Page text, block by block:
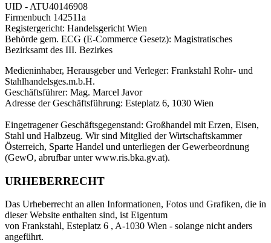
UID - ATU40146908
Firmenbuch 142511a
Registergericht: Handelsgericht Wien
Behörde gem. ECG (E-Commerce Gesetz): Magistratisches
Bezirksamt des III. Bezirkes
Medieninhaber, Herausgeber und Verleger: Frankstahl Rohr- und
Stahlhandelsges.m.b.H.
Geschäftsführer: Mag. Marcel Javor
Adresse der Geschäftsführung: Esteplatz 6, 1030 Wien
Eingetragener Geschäftsgegenstand: Großhandel mit Erzen, Eisen,
Stahl und Halbzeug. Wir sind Mitglied der Wirtschaftskammer
Österreich, Sparte Handel und unterliegen der Gewerbeordnung
(GewO, abrufbar unter www.ris.bka.gv.at).
URHEBERRECHT
Das Urheberrecht an allen Informationen, Fotos und Grafiken, die in
dieser Website enthalten sind, ist Eigentum
von Frankstahl, Esteplatz 6 , A-1030 Wien - solange nicht anders
angeführt.